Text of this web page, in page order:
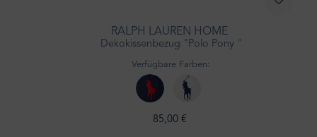
RALPH LAUREN HOME
Dekokissenbezug "Polo Pony "
Verfügbare Farben:
85,00 €